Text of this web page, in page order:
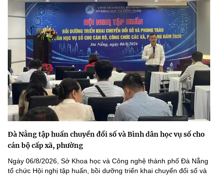
Đà Nẵng tập huấn chuyển đổi số và Bình dân học vụ số cho
cán bộ cấp xã, phường
Ngày 06/8/2026, Sở Khoa học và Công nghệ thành phố Đà Nẵng
tổ chức Hội nghị tập huấn, bồi dưỡng triển khai chuyển đổi số và